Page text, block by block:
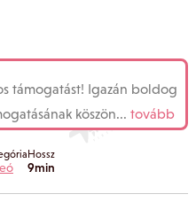
támogatást! Igazán boldog
köszön... tovább
Hossz
9min